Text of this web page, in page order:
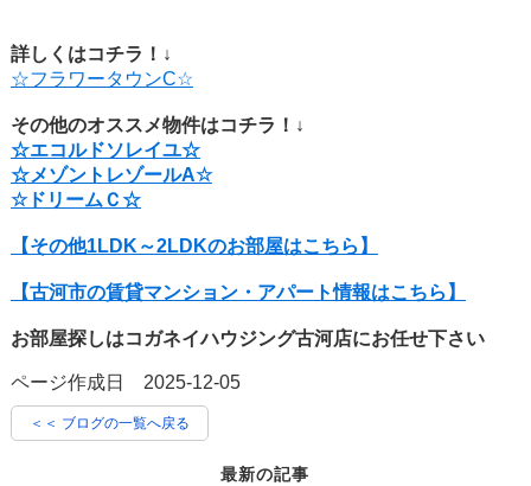
詳しくはコチラ！↓
☆フラワータウンC☆
その他のオススメ物件はコチラ！↓
☆エコルドソレイユ☆
☆メゾントレゾールA☆
☆ドリームＣ☆
【その他1LDK～2LDKのお部屋はこちら】
【古河市の賃貸マンション・アパート情報はこちら】
お部屋探しはコガネイハウジング古河店にお任せ下さい
ページ作成日 2025-12-05
＜＜ ブログの一覧へ戻る
最新の記事